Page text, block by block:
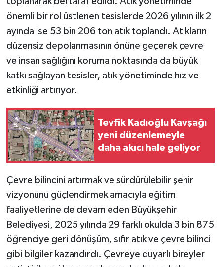
önemli bir rol üstlenen tesislerde 2026 yılının ilk 2
ayında ise 53 bin 206 ton atık toplandı. Atıkların
düzensiz depolanmasının önüne geçerek çevre
ve insan sağlığını koruma noktasında da büyük
katkı sağlayan tesisler, atık yönetiminde hız ve
etkinliği artırıyor.
Tevfik Kadıoğlu Kavşağı
yeni düzenlemeyle
daha akıcı hale geliyor
Çevre bilincini artırmak ve sürdürülebilir şehir
vizyonunu güçlendirmek amacıyla eğitim
faaliyetlerine de devam eden Büyükşehir
Belediyesi, 2025 yılında 29 farklı okulda 3 bin 875
öğrenciye geri dönüşüm, sıfır atık ve çevre bilinci
gibi bilgiler kazandırdı. Çevreye duyarlı bireyler